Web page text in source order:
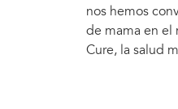
nos hemos
de mama en el
Cure, la salud